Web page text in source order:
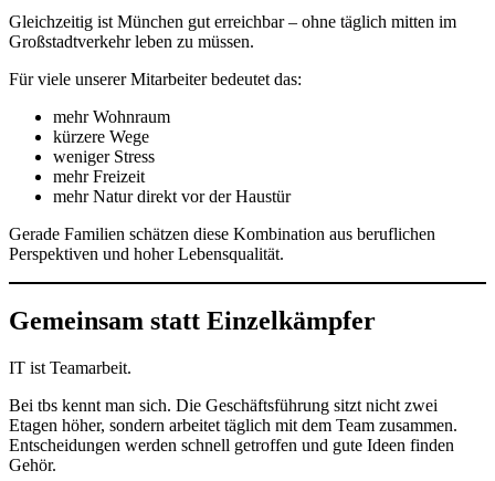
Gleichzeitig ist München gut erreichbar – ohne täglich mitten im
Großstadtverkehr leben zu müssen.
Für viele unserer Mitarbeiter bedeutet das:
mehr Wohnraum
kürzere Wege
weniger Stress
mehr Freizeit
mehr Natur direkt vor der Haustür
Gerade Familien schätzen diese Kombination aus beruflichen
Perspektiven und hoher Lebensqualität.
Gemeinsam statt Einzelkämpfer
IT ist Teamarbeit.
Bei tbs kennt man sich. Die Geschäftsführung sitzt nicht zwei
Etagen höher, sondern arbeitet täglich mit dem Team zusammen.
Entscheidungen werden schnell getroffen und gute Ideen finden
Gehör.